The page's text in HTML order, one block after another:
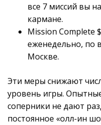
все 7 миссий вы
кармане.
Mission Complete
еженедельно, по
Москве.
Эти меры снижают
уровень игры.
соперники не дают
постоянное «олл-ин